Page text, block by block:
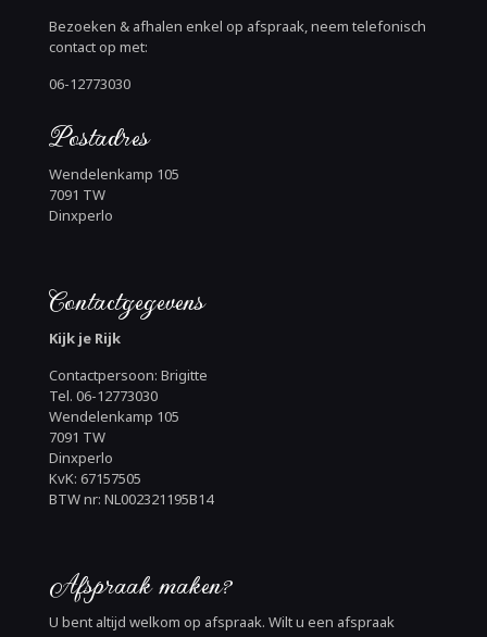
Bezoeken & afhalen enkel op afspraak, neem telefonisch
contact op met:
06-12773030
Postadres
Wendelenkamp 105
7091 TW
Dinxperlo
Contactgegevens
Kijk je Rijk
Contactpersoon: Brigitte
Tel. 06-12773030
Wendelenkamp 105
7091 TW
Dinxperlo
KvK: 67157505
BTW nr: NL002321195B14
Afspraak maken?
U bent altijd welkom op afspraak. Wilt u een afspraak